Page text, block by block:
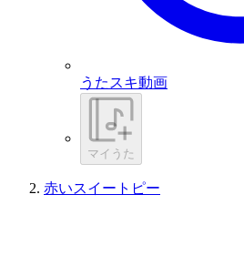
うたスキ動画
マイうた
赤いスイートピー